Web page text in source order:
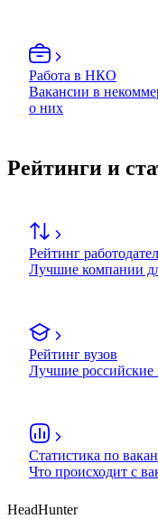
Работа в НКО
Вакансии в
о них
Рейтинги и
Рейтинг
Лучшие компании
Рейтинг вузов
Лучшие российские
Статистика по
Что происходит с
HeadHunter